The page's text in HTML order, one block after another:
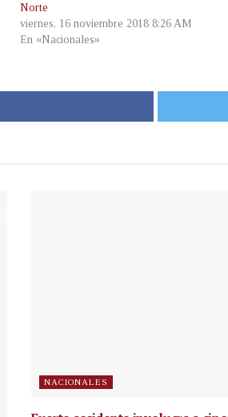
Norte
viernes, 16 noviembre 2018 8:26 AM
En «Nacionales»
NACIONALES